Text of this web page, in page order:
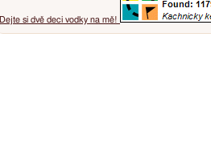
Dejte si dvě deci vodky na mě!